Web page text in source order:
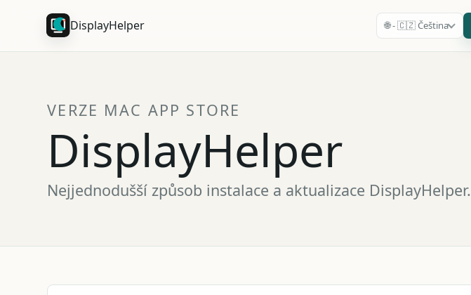
DisplayHelper 🌐 - 🇨🇿 Čeština
VERZE MAC APP STORE
DisplayHelper
Nejjednodušší způsob instalace a aktualizace DisplayHelper.